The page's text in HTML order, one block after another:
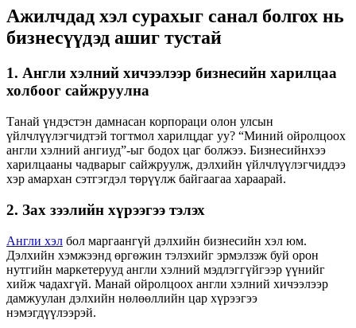
Ажилчдад хэл сурахыг санал болгох нь
бизнесүүдэд ашиг тустай
1. Англи хэлний хичээлээр бизнесийн харилцаа
холбоог сайжруулна
Танай үндэстэн дамнасан корпораци олон улсын
үйлчлүүлэгчидтэй тогтмол харилцдаг уу? “Миний ойролцоох
англи хэлний ангиуд”-ыг бодох цаг болжээ. Бизнесийнхээ
харилцааны чадварыг сайжруулж, дэлхийн үйлчлүүлэгчиддээ
хэр амархан сэтгэгдэл төрүүлж байгаагаа хараарай.
2. Зах зээлийн хүрээгээ тэлэх
Англи хэл бол маргаангүй дэлхийн бизнесийн хэл юм.
Дэлхийн хэмжээнд өргөжин тэлэхийг эрмэлзэж буй орон
нутгийн маркетерууд англи хэлний мэдлэггүйгээр үүнийг
хийж чадахгүй. Манай ойролцоох англи хэлний хичээлээр
дамжуулан дэлхийн нөлөөллийн цар хүрээгээ
нэмэгдүүлээрэй.